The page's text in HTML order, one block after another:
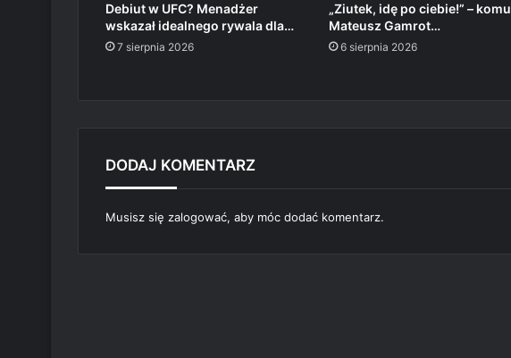
Debiut w UFC? Menadżer
wskazał idealnego rywala dla…
7 sierpnia 2026
„Ziutek, idę po ciebie!” – komu
Mateusz Gamrot…
6 sierpnia 2026
DODAJ KOMENTARZ
Musisz się zalogować, aby móc dodać komentarz.